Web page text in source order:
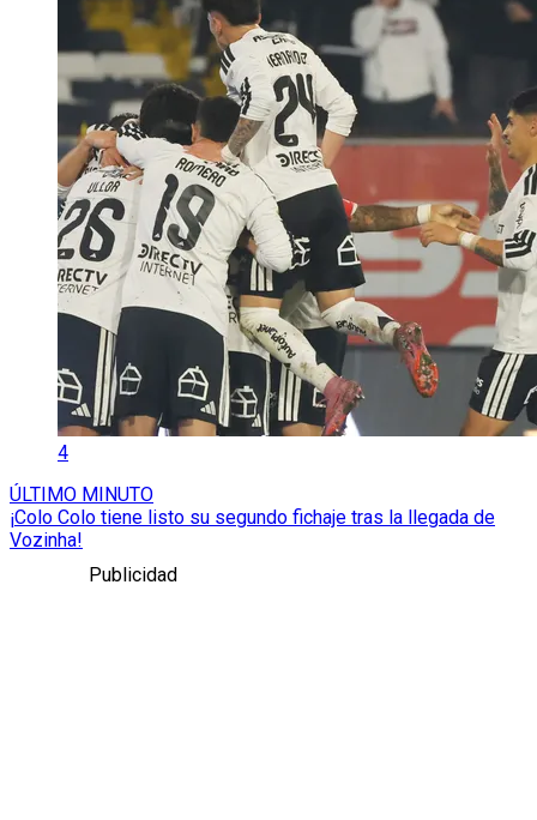
4
ÚLTIMO MINUTO
¡Colo Colo tiene listo su segundo fichaje tras la llegada de
Vozinha!
Publicidad